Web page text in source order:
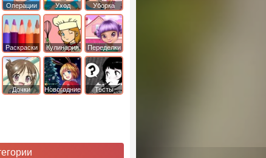
Операции Уход Уборка
Раскраски Кулинария Переделки
Дочки Новогодние Тесты